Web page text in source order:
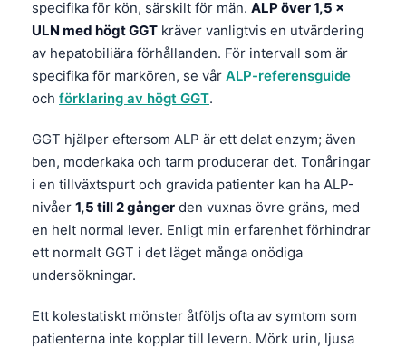
specifika för kön, särskilt för män. ALP över 1,5 ×
ULN med högt GGT kräver vanligtvis en utvärdering
av hepatobiliära förhållanden. För intervall som är
specifika för markören, se vår ALP-referensguide
och förklaring av högt GGT.
GGT hjälper eftersom ALP är ett delat enzym; även
ben, moderkaka och tarm producerar det. Tonåringar
i en tillväxtspurt och gravida patienter kan ha ALP-
nivåer 1,5 till 2 gånger den vuxnas övre gräns, med
en helt normal lever. Enligt min erfarenhet förhindrar
ett normalt GGT i det läget många onödiga
undersökningar.
Ett kolestatiskt mönster åtföljs ofta av symtom som
patienterna inte kopplar till levern. Mörk urin, ljusa